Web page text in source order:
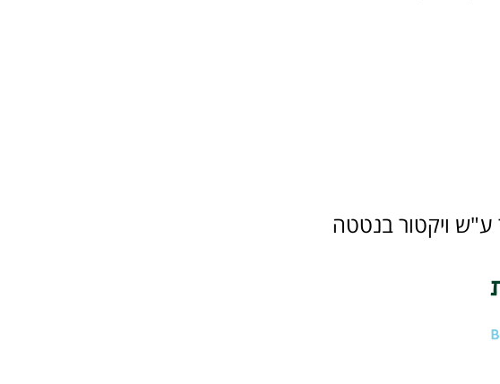
ע"ש ויקטור בנטטה